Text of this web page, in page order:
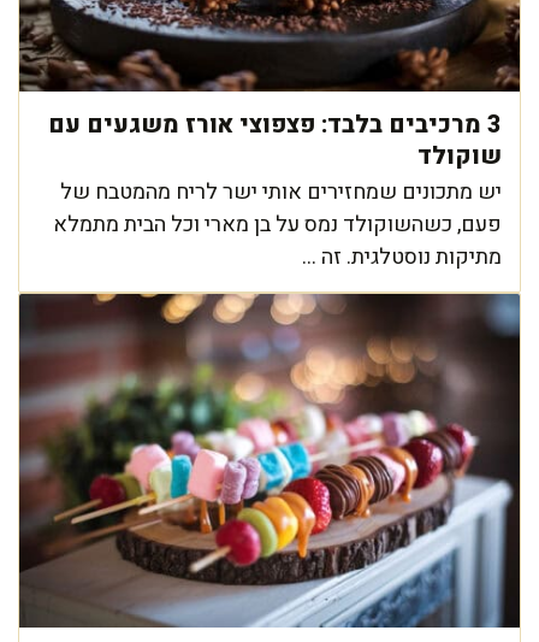
3 מרכיבים בלבד: פצפוצי אורז משגעים עם
שוקולד
יש מתכונים שמחזירים אותי ישר לריח מהמטבח של
פעם, כשהשוקולד נמס על בן מארי וכל הבית מתמלא
מתיקות נוסטלגית. זה ...